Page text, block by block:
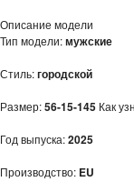
Описание модели
Тип модели:мужские
Стиль:городской
Размер:56-15-145 Как
Год выпуска:2025
Производство: EU